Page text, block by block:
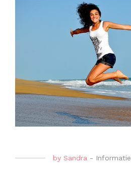
by Sandra - Informatie